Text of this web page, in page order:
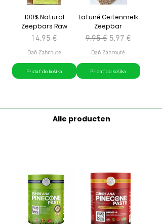
Alle producten
100% Natural
Zeepbars Raw
Cena
14,95 €
Daň Zahrnuté
Pridať do košíka
Lafuné Geitenmelk
Zeepbar
Normálna cena
9,95 € Zľavnená cena
5,97 €
Daň Zahrnuté
Pridať do košíka